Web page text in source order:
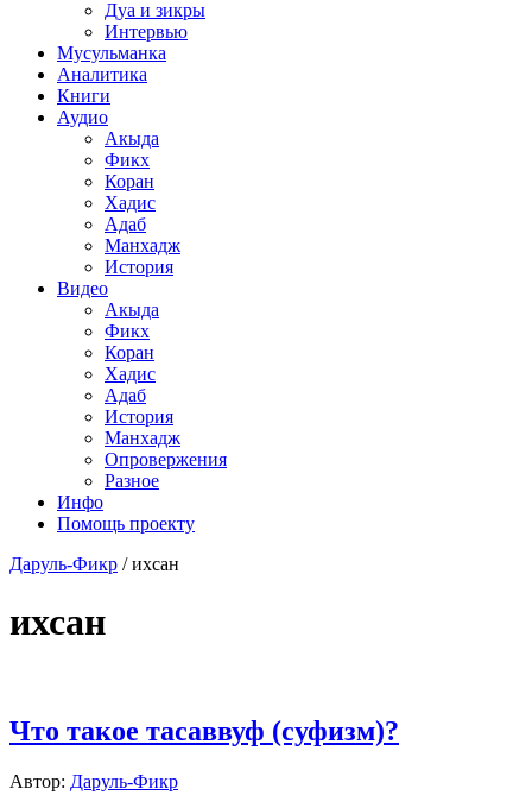
Дуа и зикры
Интервью
Мусульманка
Аналитика
Книги
Аудио
Акыда
Фикх
Коран
Хадис
Адаб
Манхадж
История
Видео
Акыда
Фикх
Коран
Хадис
Адаб
История
Манхадж
Опровержения
Разное
Инфо
Помощь проекту
Даруль-Фикр /ихсан
ихсан
Что такое тасаввуф (суфизм)?
Автор: Даруль-Фикр